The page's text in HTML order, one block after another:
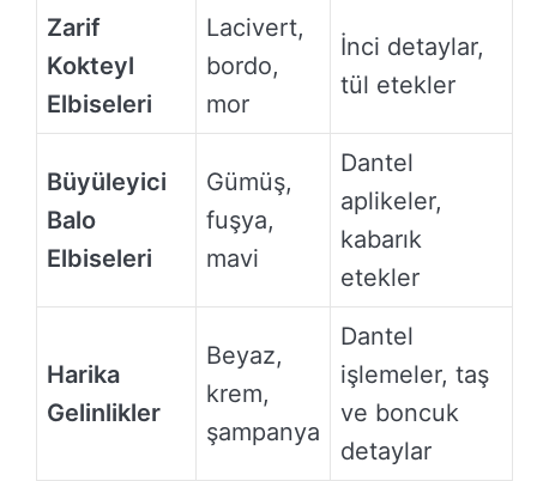
Zarif
Kokteyl
Elbiseleri
Lacivert,
bordo,
mor
İnci detaylar,
tül etekler
Büyüleyici
Balo
Elbiseleri
Gümüş,
fuşya,
mavi
Dantel
aplikeler,
kabarık
etekler
Harika
Gelinlikler
Beyaz,
krem,
şampanya
Dantel
işlemeler, taş
ve boncuk
detaylar